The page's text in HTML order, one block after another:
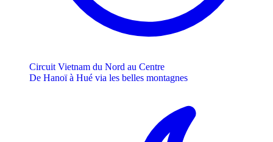
Circuit Vietnam du Nord au Centre
De Hanoï à Hué via les belles montagnes